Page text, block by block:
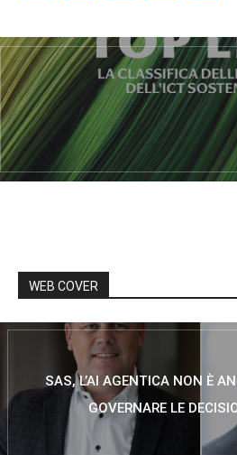
WEB COVER
SAS, L’AI AGENTICA NON È
GOVERNARE LE